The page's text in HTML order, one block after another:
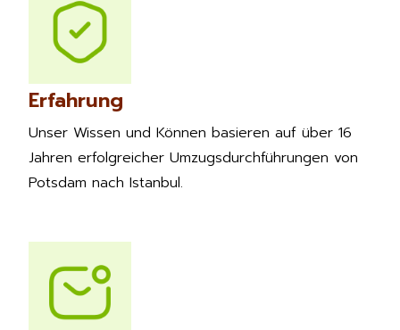
Erfahrung
Unser Wissen und Können basieren auf über 16
Jahren erfolgreicher Umzugsdurchführungen von
Potsdam nach Istanbul.